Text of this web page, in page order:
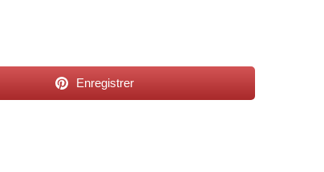
Enregistrer